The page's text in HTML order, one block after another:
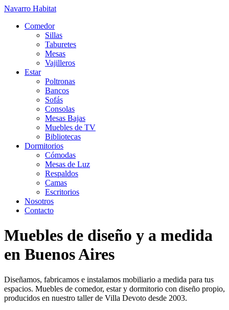
Navarro Habitat
Comedor
Sillas
Taburetes
Mesas
Vajilleros
Estar
Poltronas
Bancos
Sofás
Consolas
Mesas Bajas
Muebles de TV
Bibliotecas
Dormitorios
Cómodas
Mesas de Luz
Respaldos
Camas
Escritorios
Nosotros
Contacto
Muebles de diseño y a medida
en Buenos Aires
Diseñamos, fabricamos e instalamos mobiliario a medida para tus
espacios. Muebles de comedor, estar y dormitorio con diseño propio,
producidos en nuestro taller de Villa Devoto desde 2003.